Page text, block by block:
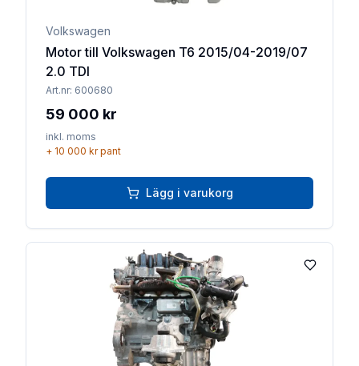
Volkswagen
Motor till Volkswagen T6 2015/04-2019/07
2.0 TDI
Art.nr: 600680
59 000 kr
inkl. moms
+ 10 000 krpant
Lägg i varukorg
Lägg till